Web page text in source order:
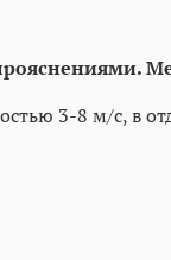
3-8 м/с, в